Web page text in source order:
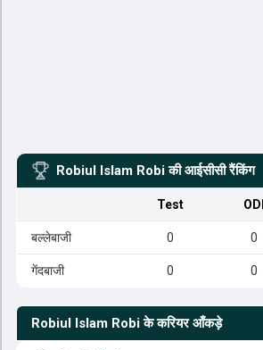
Robiul Islam Robi की आईसीसी रैंकिंग
Test ODI
बल्लेबाजी 0 0
गेंदबाजी 0 0
Robiul Islam Robi के करियर आँकड़े